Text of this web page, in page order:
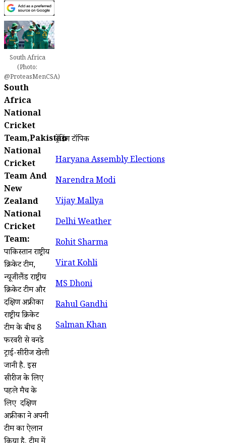
South Africa
(Photo:
@ProteasMenCSA)
South
Africa
National
Cricket
Team,Pakistan
National
Cricket
Team And
New
Zealand
National
Cricket
Team:
पाकिस्तान राष्ट्रीय
क्रिकेट टीम,
न्यूजीलैंड राष्ट्रीय
क्रिकेट टीम और
दक्षिण अफ्रीका
राष्ट्रीय क्रिकेट
टीम के बीच 8
फरवरी से वनडे
ट्राई-सीरीज खेली
जानी है. इस
सीरीज के लिए
पहले मैच के
लिए दक्षिण
अफ्रीका ने अपनी
टीम का ऐलान
ट्रेंडिंग टॉपिक
Haryana Assembly Elections
Narendra Modi
Vijay Mallya
Delhi Weather
Rohit Sharma
Virat Kohli
MS Dhoni
Rahul Gandhi
Salman Khan